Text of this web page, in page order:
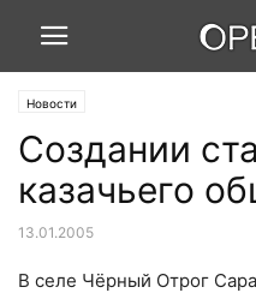
Новости
Создании
казачьего
13.01.2005
В селе Чёрный Отрог